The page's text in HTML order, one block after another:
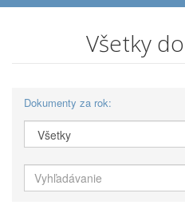
Všetky
Dokumenty za rok: